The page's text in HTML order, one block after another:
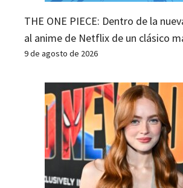
THE ONE PIECE: Dentro de la
al anime de Netflix de un clásico
9 de agosto de 2026